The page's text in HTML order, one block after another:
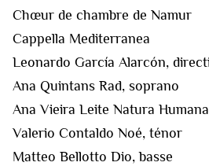
Chœur de chambre de Namur
Cappella Mediterranea
Leonardo García Alarcón,
Ana Quintans Rad, soprano
Ana Vieira Leite Natura
Valerio Contaldo Noé, ténor
Matteo Bellotto Dio, basse